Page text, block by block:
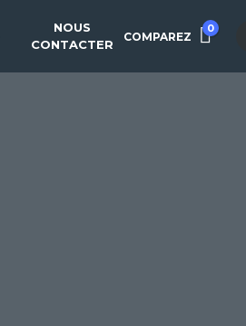
COMPAREZ
0
NOUS
CONTACTER